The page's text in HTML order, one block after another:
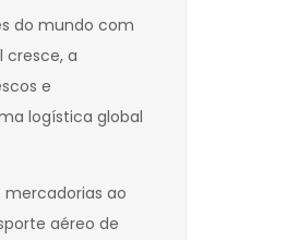
do mundo com
cresce, a
e
logística global
ao
aéreo de